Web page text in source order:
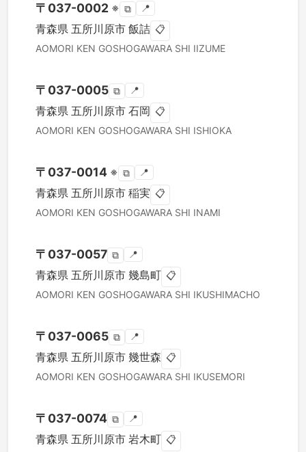
〒 037-0002 ※ ⧉ 📍
青森県 五所川原市 飯詰 📋
AOMORI KEN GOSHOGAWARA SHI IIZUME
〒 037-0005 ⧉ 📍
青森県 五所川原市 石岡 📋
AOMORI KEN GOSHOGAWARA SHI ISHIOKA
〒 037-0014 ※ ⧉ 📍
青森県 五所川原市 稲実 📋
AOMORI KEN GOSHOGAWARA SHI INAMI
〒 037-0057 ⧉ 📍
青森県 五所川原市 幾島町 📋
AOMORI KEN GOSHOGAWARA SHI IKUSHIMACHO
〒 037-0065 ⧉ 📍
青森県 五所川原市 幾世森 📋
AOMORI KEN GOSHOGAWARA SHI IKUSEMORI
〒 037-0074 ⧉ 📍
青森県 五所川原市 岩木町 📋